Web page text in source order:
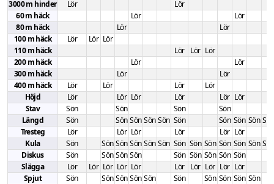
3000 m hinder
Lör
Lör
60 m häck
Lör
Lör
80 m häck
Lör
Lör
100 m häck
Lör Lör Lör
110 m häck
Lör Lör Lör
200 m häck
Lör
Lör
300 m häck
Lör
Lör
400 m häck
Lör Lör Lör
Lör
Höjd
Lör Lör Lör Lör Lör Lör
Stav
Sön Sön Sön
Sön
Längd
Sön Sön Sön Sön Sön Sön Sön Sön Sön Sön
Tresteg
Lör Lör Lör Lör Lör Lör
Kula
Sön Sön Sön Sön Sön Sön Sön Sön Sön Sön Sön Sön Sön
Diskus
Sön Sön Sön Sön Sön Sön Sön Sön Sön
Slägga
Lör Lör Lör Lör Lör Lör Lör Lör Lör Lör
Spjut
Sön Sön Sön Sön Sön Sön Sön Sön Sön Sön